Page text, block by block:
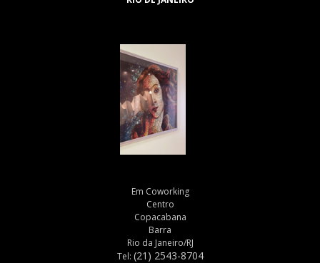
Em Coworking
Centro
Copacabana
Barra
Rio da Janeiro/RJ
Tel: (21) 2543-8704